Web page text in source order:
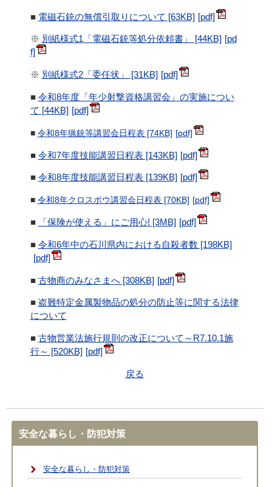
■ 電磁石銃の無償引取りについて [63KB]
※ 別紙様式1「電磁石銃等処分依頼書」 [44KB]
※ 別紙様式2「委任状」 [31KB]
■ 令和8年度「年少射撃資格講習会」の実施につい
て [44KB]
■ 令和8年猟銃等講習会日程表 [74KB]
■ 令和7年度技能講習日程表 [143KB]
■ 令和8年度技能講習日程表 [139KB]
■ 令和8年クロスボウ講習会日程表 [70KB]
■ 「保険が使える」にご用心! [3MB]
■ 令和6年中の石川県内における自殺者数 [198KB]
■ 古物商のみなさまへ [308KB]
■ 盗難特定金属製物品の処分の防止等に関する法律
について
■ 古物営業法施行規則の改正について～R7.10.1施
行～ [520KB]
戻る
安全な暮らし・防犯対策
安全な暮らし・防犯対策